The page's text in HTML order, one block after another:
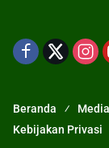
Beranda
Kebijakan Privasi